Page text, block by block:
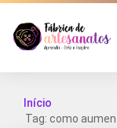
Início
Tag: como